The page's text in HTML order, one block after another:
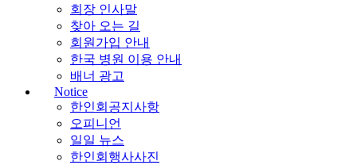
회장 인사말
찾아 오는 길
회원가입 안내
한국 병원 이용 안내
배너 광고
Notice
한인회공지사항
오피니언
일일 뉴스
한인회행사사진